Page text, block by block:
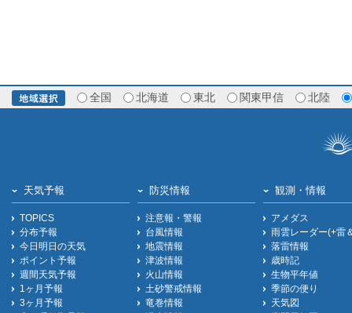
全国 北海道 東北 関東甲信 北陸
天気予報
TOPICS
分布予報
今日明日の天気
ポイント予報
週間天気予報
1ヶ月予報
3ヶ月予報
防災情報
注意報・警報
台風情報
地震情報
津波情報
火山情報
土砂警戒情報
竜巻情報
観測・情報
アメダス
雨雲レーダー(+雷
落雷情報
歳時記
生物平年値
季節の便り
天気図